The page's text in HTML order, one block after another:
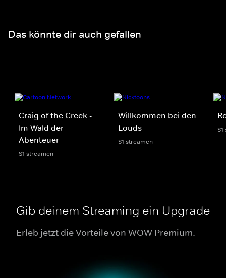
Das könnte dir auch gefallen
Craig of the Creek -
Im Wald der
Abenteuer
S1 streamen
Willkommen bei den
Louds
S1 streamen
Gib deinem Streaming ein Upgrade
Erleb jetzt die Vorteile von WOW Premium.